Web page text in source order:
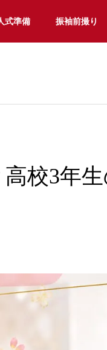
式準備 振袖前撮り
校3年